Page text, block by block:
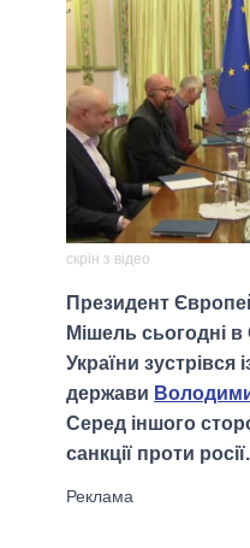
скрін з відео
Президент
Мішель сьогодні в
України зустрівся
держави
Серед іншого
санкції проти росії.